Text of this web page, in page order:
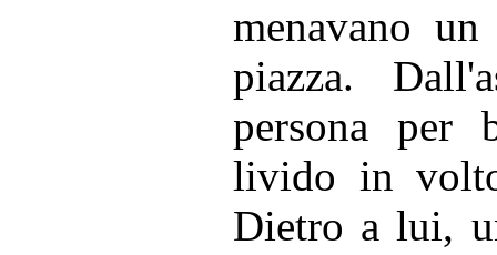
menavano
piazza.
persona per
livido in
Dietro a lui,